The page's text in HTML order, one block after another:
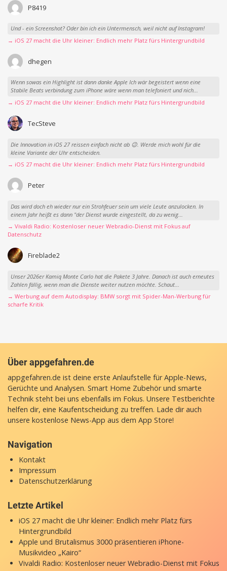
P8419
Und - ein Screenshot? Oder bin ich ein Untermensch, weil nicht auf Instagram!
→ iOS 27 macht die Uhr kleiner: Endlich mehr Platz fürs Hintergrundbild
dhegen
Wenn sowas ein Highlight ist dann danke Apple Ich wär begeistert wenn eine
Stabile Beats verbindung zum iPhone wäre wenn man telefoniert und nich...
→ iOS 27 macht die Uhr kleiner: Endlich mehr Platz fürs Hintergrundbild
TecSteve
Die Innovation in iOS 27 reissen einfach nicht ab 😉. Werde mich wohl für die
kleine Variante der Uhr entscheiden.
→ iOS 27 macht die Uhr kleiner: Endlich mehr Platz fürs Hintergrundbild
Peter
Das wird doch eh wieder nur ein Strohfeuer sein um viele Leute anzulocken. In
einem Jahr heißt es dann "der Dienst wurde eingestellt, da zu wenig...
→ Vivaldi Radio: Kostenloser neuer Webradio-Dienst mit Fokus auf
Datenschutz
Fireblade2
Unser 2026er Kamiq Monte Carlo hat die Pakete 3 Jahre. Danach ist auch erneutes
Zahlen fällig, wenn man die Dienste weiter nutzen möchte. Schaut...
→ Werbung auf dem Autodisplay: BMW sorgt mit Spider-Man-Werbung für
scharfe Kritik
Über appgefahren.de
appgefahren.de ist deine erste Anlaufstelle für Apple-News,
Gerüchte und Analysen. Smart Home Zubehör und smarte
Technik steht bei uns ebenfalls im Fokus. Unsere Testberichte
helfen dir, eine Kaufentscheidung zu treffen. Lade dir auch
unsere kostenlose News-App aus dem App Store!
Navigation
Kontakt
Impressum
Datenschutzerklärung
Letzte Artikel
iOS 27 macht die Uhr kleiner: Endlich mehr Platz fürs
Hintergrundbild
Apple und Brutalismus 3000 präsentieren iPhone-
Musikvideo „Kairo“
Vivaldi Radio: Kostenloser neuer Webradio-Dienst mit Fokus